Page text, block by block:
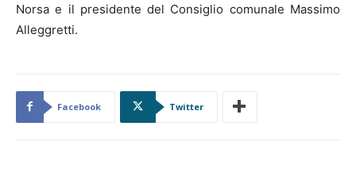
Norsa e il presidente del Consiglio comunale Massimo
Alleggretti.
Facebook Twitter